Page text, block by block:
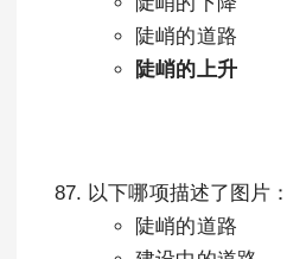
陡峭的道路
陡峭的上升
以下哪项描述了图片：
陡峭的道路